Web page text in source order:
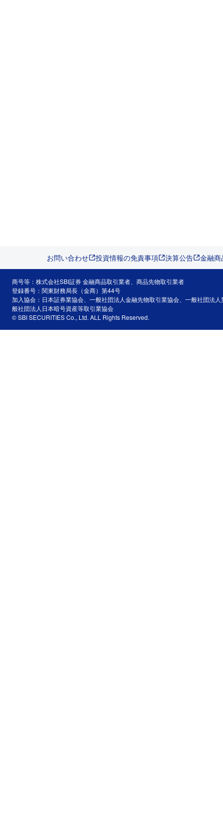
お問い合わせ 投資情報の免責事項 決算公告 金融
商号等：株式会社SBI証券 金融商品取引業者、商品先物取引業者
登録番号：関東財務局長（金商）第44号
加入協会：日本証券業協会、一般社団法人金融先物取引業協会、一般社団法
般社団法人日本暗号資産等取引業協会
© SBI SECURITIES Co., Ltd. ALL Rights Reserved.